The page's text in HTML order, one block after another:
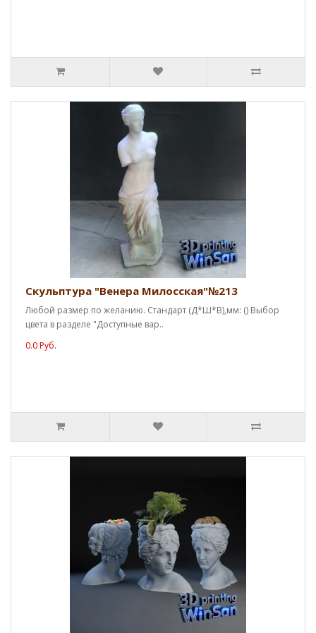
Скульптура "Венера Милосская"№213
Любой размер по желанию. Стандарт (Д*Ш*В),мм: () Выбор
цвета в разделе "Доступные вар..
0.0 Руб.